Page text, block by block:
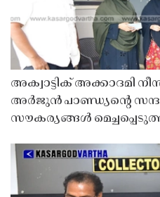
അക്വാട്ടിക് അക്കാദമി
അർജുൻ പാണ്ഡ്യൻ്റെ
സൗകര്യങ്ങൾ